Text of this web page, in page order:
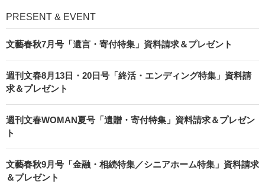
PRESENT & EVENT
文藝春秋7月号「遺言・寄付特集」資料請求＆プレゼント
週刊文春8月13日・20日号「終活・エンディング特集」資料請
求＆プレゼント
週刊文春WOMAN夏号「遺贈・寄付特集」資料請求＆プレゼン
ト
文藝春秋9月号「金融・相続特集／シニアホーム特集」資料請求
＆プレゼント